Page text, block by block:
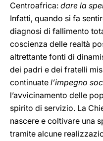
Centroafrica: dare la
Infatti, quando si fa
diagnosi di fallimento
coscienza delle realtà
altrettante fonti di
dei padri e dei fratelli
continuate l’impegno
l’avvicinamento delle
spirito di servizio. La
nascere e coltivare una
tramite alcune